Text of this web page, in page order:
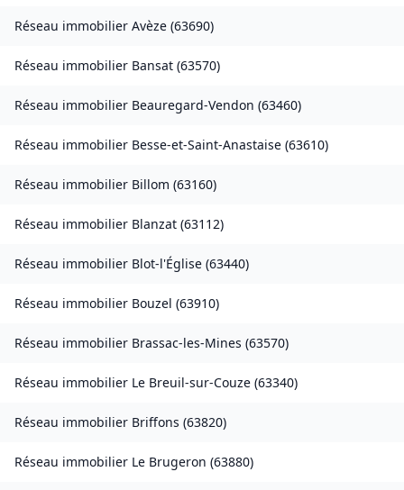
Réseau immobilier Avèze (63690)
Réseau immobilier Bansat (63570)
Réseau immobilier Beauregard-Vendon (63460)
Réseau immobilier Besse-et-Saint-Anastaise (63610)
Réseau immobilier Billom (63160)
Réseau immobilier Blanzat (63112)
Réseau immobilier Blot-l'Église (63440)
Réseau immobilier Bouzel (63910)
Réseau immobilier Brassac-les-Mines (63570)
Réseau immobilier Le Breuil-sur-Couze (63340)
Réseau immobilier Briffons (63820)
Réseau immobilier Le Brugeron (63880)